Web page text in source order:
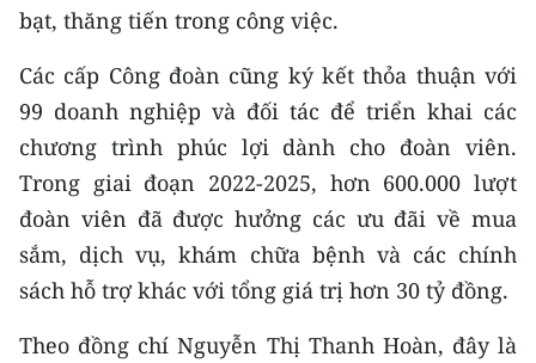
bạt, thăng tiến trong công việc.
Các cấp Công đoàn cũng ký kết thỏa thuận với
99 doanh nghiệp và đối tác để triển khai các
chương trình phúc lợi dành cho đoàn viên.
Trong giai đoạn 2022-2025, hơn 600.000 lượt
đoàn viên đã được hưởng các ưu đãi về mua
sắm, dịch vụ, khám chữa bệnh và các chính
sách hỗ trợ khác với tổng giá trị hơn 30 tỷ đồng.
Theo đồng chí Nguyễn Thị Thanh Hoàn, đây là